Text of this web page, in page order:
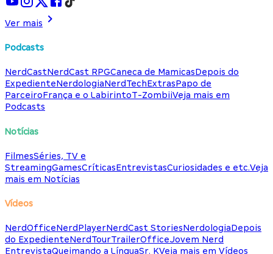
Ver mais
Podcasts
NerdCastNerdCast RPGCaneca de MamicasDepois do
ExpedienteNerdologiaNerdTechExtrasPapo de
ParceiroFrança e o LabirintoT-ZombiiVeja mais em
Podcasts
Notícias
FilmesSéries, TV e
StreamingGamesCríticasEntrevistasCuriosidades e etc.Veja
mais em Notícias
Vídeos
NerdOfficeNerdPlayerNerdCast StoriesNerdologiaDepois
do ExpedienteNerdTourTrailerOfficeJovem Nerd
EntrevistaQueimando a LínguaSr. KVeja mais em Vídeos